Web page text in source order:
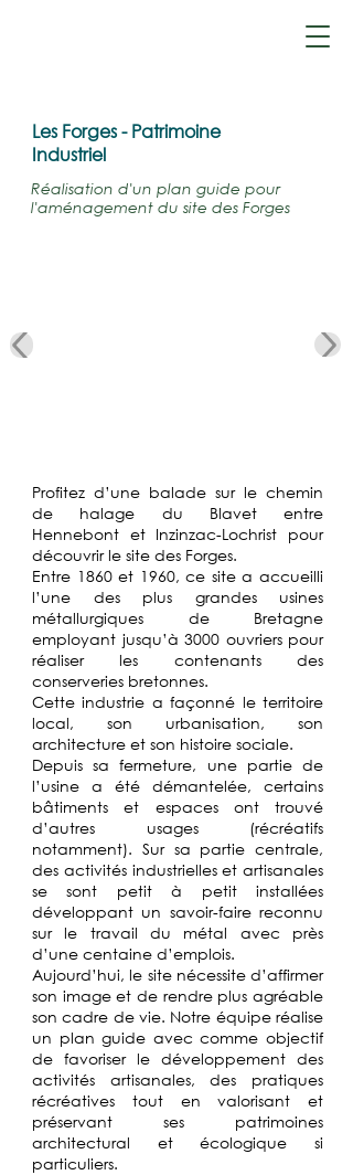
Les Forges - Patrimoine
Industriel
Réalisation d'un plan guide pour
l'aménagement du site des Forges
Profitez d’une balade sur le chemin
de halage du Blavet entre
Hennebont et Inzinzac-Lochrist pour
découvrir le site des Forges.
Entre 1860 et 1960, ce site a accueilli
l’une des plus grandes usines
métallurgiques de Bretagne
employant jusqu’à 3000 ouvriers pour
réaliser les contenants des
conserveries bretonnes.
Cette industrie a façonné le territoire
local, son urbanisation, son
architecture et son histoire sociale.
Depuis sa fermeture, une partie de
l’usine a été démantelée, certains
bâtiments et espaces ont trouvé
d’autres usages (récréatifs
notamment). Sur sa partie centrale,
des activités industrielles et artisanales
se sont petit à petit installées
développant un savoir-faire reconnu
sur le travail du métal avec près
d’une centaine d’emplois.
Aujourd’hui, le site nécessite d’affirmer
son image et de rendre plus agréable
son cadre de vie. Notre équipe réalise
un plan guide avec comme objectif
de favoriser le développement des
activités artisanales, des pratiques
récréatives tout en valorisant et
préservant ses patrimoines
architectural et écologique si
particuliers.